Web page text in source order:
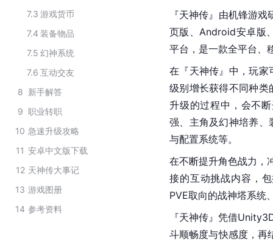
7.3 游戏货币
7.4 装备物品
7.5 幻神系统
7.6 互动交友
8 新手解答
9 职业转职
10 急速升级攻略
11 安卓中文版下载
12 天神传大事记
13 游戏图册
14 参考资料
『天神传』由机锋游
页版、Android安卓版
平台，是一款全平台、
在『天神传』中，玩家
级别增长获得不同种类
升级的过程中，会不
强、主角及幻神培养、
与配置系统等。
在不断提升角色战力，
接的互动挑战内容，
PVE取向的战神塔系统
『天神传』凭借
斗顺畅度与快感度，再